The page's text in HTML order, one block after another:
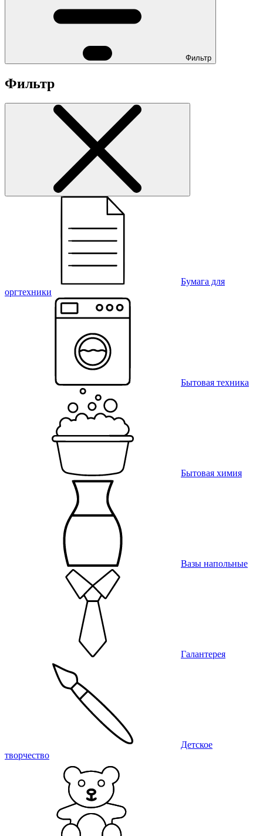
Фильтр
Фильтр
Бумага для
оргтехники
Бытовая техника
Бытовая химия
Вазы напольные
Галантерея
Детское
творчество